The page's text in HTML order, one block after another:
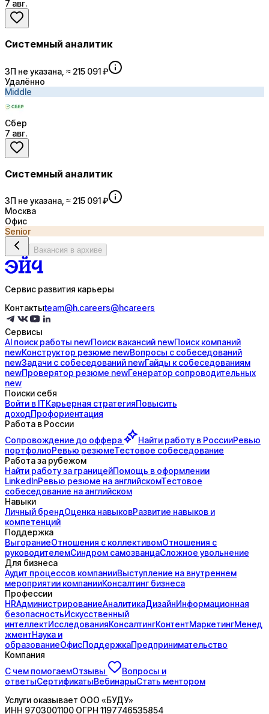
7 авг.
Системный аналитик
ЗП не указана, ≈ 215 091 ₽
Удалённо
Middle
Сбер
7 авг.
Системный аналитик
ЗП не указана, ≈ 215 091 ₽
Москва
Офис
Senior
Вакансия в архиве
Сервис развития карьеры
Контактыteam@h.careers@hcareers
Сервисы
AI поискработы newПоисквакансий newПоисккомпаний
newКонструктор резюме newВопросы с собеседований
newЗадачи с собеседований newГайды ксобеседованиям
newПроверятор резюме newГенератор сопроводительных
new
Поиски себя
Войти в ITКарьерная стратегияПовысить
доходПрофориентация
Работа в России
Сопровождение до оффера Найти работу в РоссииРевью
портфолиоРевью резюмеТестовое собеседование
Работа за рубежом
Найти работу за границейПомощь в оформлении
LinkedInРевью резюме на английскомТестовое
собеседование на английском
Навыки
Личный брендОценка навыковРазвитие навыков и
компетенций
Поддержка
ВыгораниеОтношения с коллективомОтношения с
руководителемСиндром самозванцаСложное увольнение
Для бизнеса
Аудит процессов компанииВыступление на внутреннем
мероприятии компанииКонсалтинг бизнеса
Профессии
HRАдминистрированиеАналитикаДизайнИнформационная
безопасностьИскусственный
интеллектИсследованияКонсалтингКонтентМаркетингМенед
жментНаука и
образованиеОфисПоддержкаПредпринимательство
Компания
С чем помогаемОтзывы
Вопросы и
ответыСертификатыВебинарыСтать ментором
Услуги оказывает ООО «БУДУ»
ИНН 9703001100 ОГРН 1197746535854